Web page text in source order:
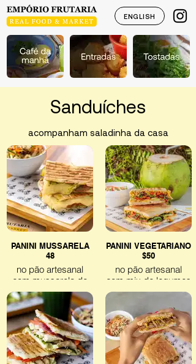
ENGLISH
Sanduíches
acompanham saladinha da casa
PANINI MUSSARELA
48
no pão artesanal
com mussarela de
búfala (baixa
lactose), compota de
tomate e molho
pesto.
Veggie
PANINI VEGETARIANO
$50
no pão artesanal
com mix de legumes
grelhados,
abobrinha,
cogumelos e
espinafre com queijo
de castanha
cremoso.